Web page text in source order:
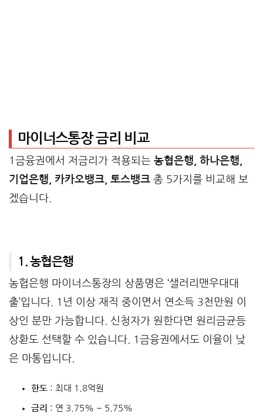
마이너스통장 금리 비교
1금융권에서 저금리가 적용되는 농협은행, 하나은행,
기업은행, 카카오뱅크, 토스뱅크 총 5가지를 비교해 보
겠습니다.
1. 농협은행
농협은행 마이너스통장의 상품명은 ‘샐러리맨우대대
출’입니다. 1년 이상 재직 중이면서 연소득 3천만원 이
상인 분만 가능합니다. 신청자가 원한다면 원리금균등
상환도 선택할 수 있습니다. 1금융권에서도 이율이 낮
은 마통입니다.
한도: 최대 1.8억원
금리 : 연 3.75% ~ 5.75%